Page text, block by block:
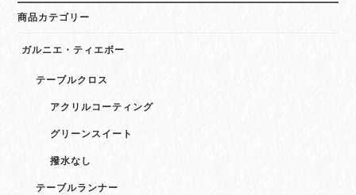
象:
商品カテゴリー
ガルニエ・ティエボー
テーブルクロス
アクリルコーティング
グリーンスイート
撥水なし
テーブルランナー